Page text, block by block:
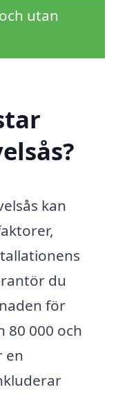
utan
kan
du
för
80 000 och
en